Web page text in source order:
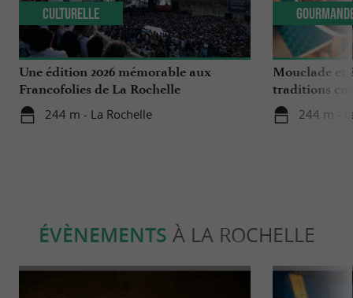
Une édition 2026 mémorable aux
Francofolies de La Rochelle
244 m - La Rochelle
Culturelle
Mouclade et
traditions
en
244 m -
ÉVÈNEMENTS À LA ROCHELLE